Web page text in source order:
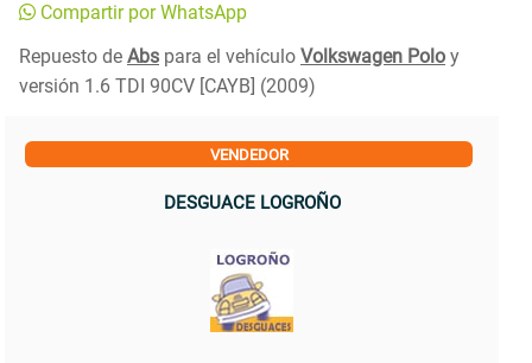
Compartir por WhatsApp
Repuesto de Abs para el vehículo Volkswagen Polo y
versión 1.6 TDI 90CV [CAYB] (2009)
VENDEDOR
DESGUACE LOGROÑO